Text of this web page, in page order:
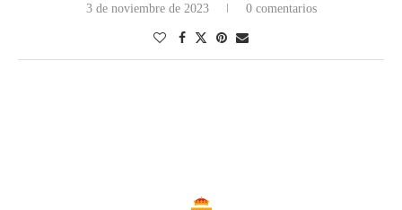
3 de noviembre de 2023 0 comentarios